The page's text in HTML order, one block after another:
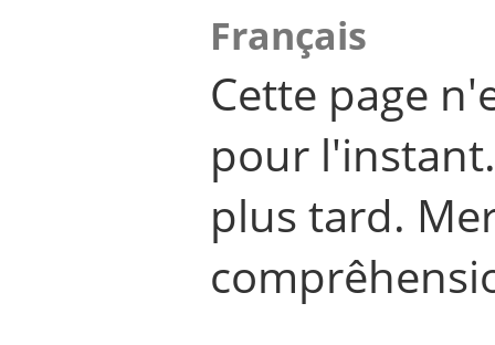
Français
Cette page
pour
plus tard.